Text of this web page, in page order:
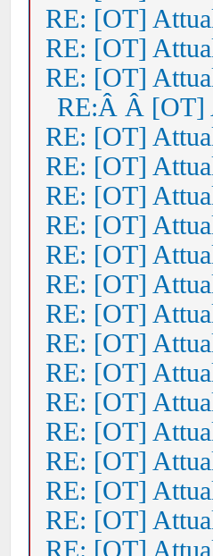
RE: [OT]
RE: [OT]
RE: [OT]
RE:Â Â [OT]
RE: [OT]
RE: [OT]
RE: [OT]
RE: [OT]
RE: [OT]
RE: [OT]
RE: [OT]
RE: [OT]
RE: [OT]
RE: [OT]
RE: [OT]
RE: [OT]
RE: [OT]
RE: [OT]
RE: [OT]